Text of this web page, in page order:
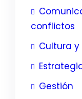
conflictos
Cultura y
Gestión